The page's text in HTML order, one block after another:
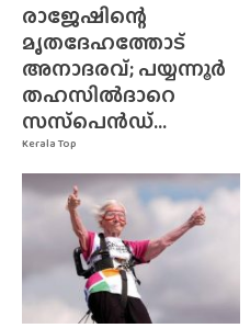
Kerala Top
രാജേഷിന്റെ
മൃതദേഹത്തോട്
അനാദരവ്; പയ്യന്നൂർ
തഹസിൽദാറെ
സസ്‌പെൻഡ്...